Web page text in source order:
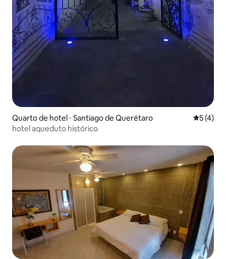
Quarto de hotel ⋅ Santiago de Querétaro 5 de
5 (4)
hotel aqueduto histórico